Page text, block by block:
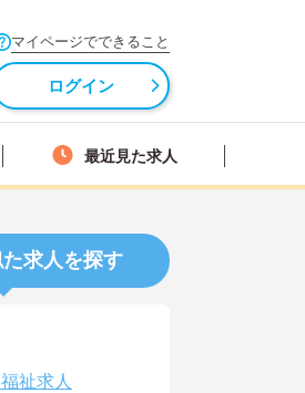
マイページでできること
ログイン
最近見た求人
求人を探す
祉求人